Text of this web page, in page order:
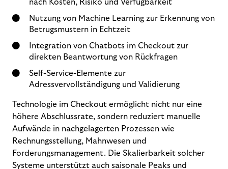
nach Kosten, Risiko und Verfügbarkeit
Nutzung von Machine Learning zur Erkennung von
Betrugsmustern in Echtzeit
Integration von Chatbots im Checkout zur
direkten Beantwortung von Rückfragen
Self-Service-Elemente zur
Adressvervollständigung und Validierung
Technologie im Checkout ermöglicht nicht nur eine
höhere Abschlussrate, sondern reduziert manuelle
Aufwände in nachgelagerten Prozessen wie
Rechnungsstellung, Mahnwesen und
Forderungsmanagement. Die Skalierbarkeit solcher
Systeme unterstützt auch saisonale Peaks und